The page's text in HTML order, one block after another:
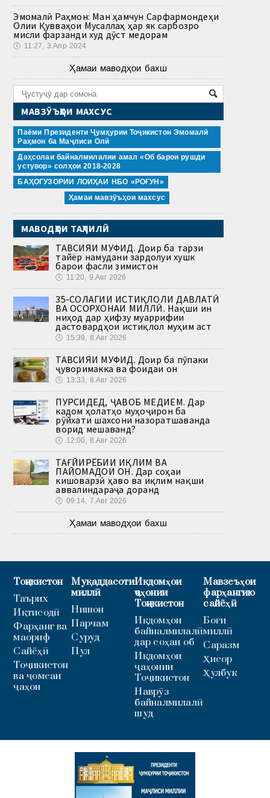
Эмомалӣ Раҳмон: Ман ҳамчун Сарфармондеҳи
Олии Қувваҳои Мусаллаҳ ҳар як сарбозро
мисли фарзанди худ дӯст медорам
🕔 11:27, 3.Апр 2024
Ҳамаи маводҳои бахш
МАВЗӮЪҲОИ МАХСУС
Паёми Президенти Ҷумҳурии Тоҷикистон Эмомалӣ
Раҳмон ба Маҷлиси Олӣ
Даҳсолаи байналмилалии амал «Об барои рушди
устувор» солҳои 2018-2028
БАҲОГУЗОРИИ ЛОИҲАИ НБО «РОҒУН»
Ҳамаи мавзӯъҳои махсус
МАВОДҲОИ ТАҲЛИЛӢ
ТАВСИЯИ МУФИД. Доир ба тарзи
тайёр намудани зардолуи хушк
барои фасли зимистон
🕔 11:20, 9.Авг 2026
35-СОЛАГИИ ИСТИҚЛОЛИ ДАВЛАТӢ
ВА ОСОРХОНАИ МИЛЛӢ. Нақши ин
ниҳод дар ҳифзу муаррифии
дастовардҳои истиқлол муҳим аст
🕔 15:39, 8.Авг 2026
ТАВСИЯИ МУФИД. Доир ба пӯпаки
ҷуворимакка ва фоидаи он
🕔 13:33, 8.Авг 2026
ПУРСИДЕД, ҶАВОБ МЕДИҲЕМ. Дар
кадом ҳолатҳо муҳоҷирон ба
рӯйхати шахсони назоратшаванда
ворид мешаванд?
🕔 12:00, 8.Авг 2026
ТАҒЙИРЁБИИ ИҚЛИМ ВА
ПАЙОМАДҲОИ ОН. Дар соҳаи
кишоварзӣ ҳаво ва иқлим нақши
аввалиндараҷа доранд
🕔 09:14, 7.Авг 2026
Ҳамаи маводҳои бахш
Тоҷикистон
Таърих
Иқтисодӣ
Фарҳанг ва
маориф
Сайёҳӣ
Тоҷикистон
ва ҷомеаи
ҷаҳон
Муқаддасоти
миллӣ
Нишон
Парчам
Суруд
Пул
Иқдомҳои
ҷаҳонии
Тоҷикистон
Иқдомҳои
байналмилалӣ
дар соҳаи об
Иқдомҳои
ҷаҳонии
Тоҷикистон
Наврӯз
байналмилалӣ
шуд
Мавзеъҳои
фарҳангию
сайёҳӣ
Боғи
миллӣ
Саразм
Ҳисор
Ҳулбук